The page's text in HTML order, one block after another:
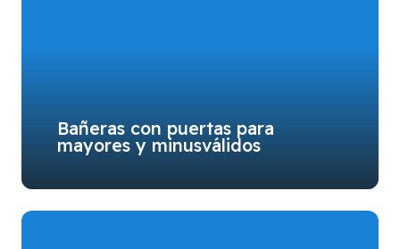
Bañeras con puertas para
mayores y minusválidos